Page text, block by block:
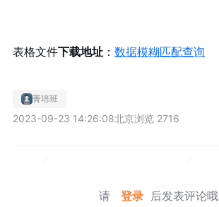
表格文件 下载地址 ： 数据模糊匹配查询
菁培班
2023-09-23 14:26:08北京浏览 2716
请 登录 后发表评论哦